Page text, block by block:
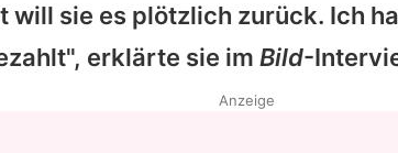
will sie es plötzlich zurück. Ich
erklärte sie im Bild-
Anzeige